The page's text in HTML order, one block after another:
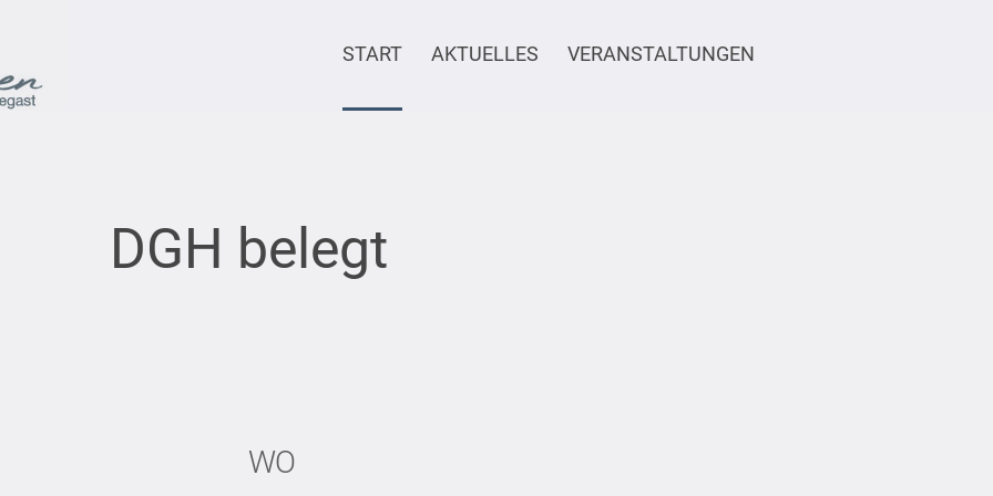
START AKTUELLES VERANSTALTUNGEN
DGH belegt
WO